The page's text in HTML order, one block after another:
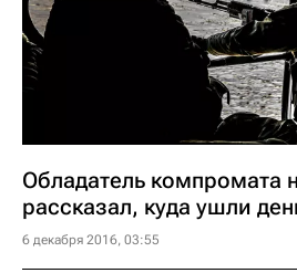
Обладатель компромата
рассказал, куда ушли
6 декабря 2016, 03:55